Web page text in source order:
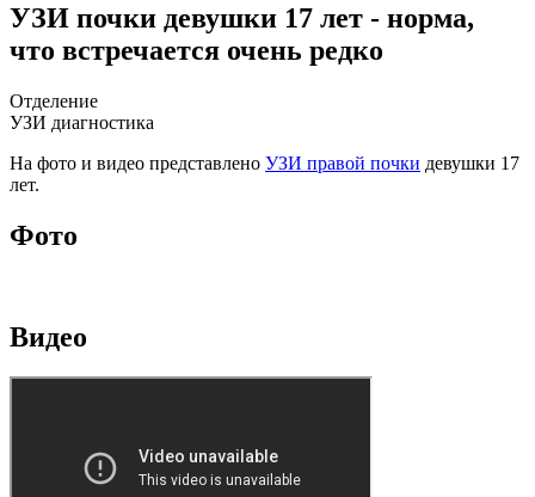
УЗИ почки девушки 17 лет - норма,
что встречается очень редко
Отделение
УЗИ диагностика
На фото и видео представлено УЗИ правой почки девушки 17
лет.
Фото
Видео